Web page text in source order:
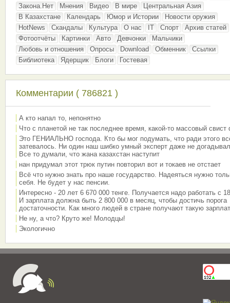
Закона.Нет
Мнения Видео В мире
Центральная Азия
В Казахстане
Календарь Юмор и Истории
Новости оружия
HotNews
Скандалы Культура О нас IT Спорт
Архив статей
Фотоотчёты
Картинки Авто Девчонки
Мальчики
Любовь и отношения
Опросы Download Обменник
Ссылки
Библиотека
Ядерщик Блоги Гостевая
Комментарии ( 786821 )
А кто напал то, непонятно
Что с планетой не так последнее время, какой-то массовый свист
Это ГЕНИАЛЬНО господа. Кто бы мог подумать, что ради этого
затевалось. Ни один наш шибко умный эксперт даже не
Все то думали, что жана казахстан наступит
нан придумал этот трюк путин повторил вот и токаев не отстает
Всё что нужно знать про наше государство. Надеяться нужно
себя. Не будет у нас пенсии.
Интересно - 20 лет 6 670 000 тенге. Получается надо работать с
И зарплата должна быть 2 800 000 в месяц, чтобы достичь порога
достаточности. Как много людей в стране получают такую
Не ну, а что? Круто же! Молодцы!
Экологично